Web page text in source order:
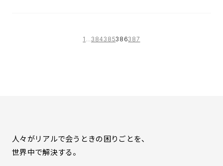
1 …384385386387
人々がリアルで会うときの困りごとを、
世界中で解決する。